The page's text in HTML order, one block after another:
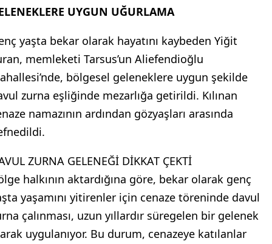
UYGUN UĞURLAMA
yaşta bekar olarak hayatını kaybeden Yiğit
memleketi Tarsus’un Aliefendioğlu
bölgesel geleneklere uygun şekilde
zurna eşliğinde mezarlığa getirildi. Kılınan
namazının ardından gözyaşları arasında
ZURNA GELENEĞİ DİKKAT ÇEKTİ
halkının aktardığına göre, bekar olarak genç
yaşamını yitirenler için cenaze töreninde davul
çalınması, uzun yıllardır süregelen bir gelenek
uygulanıyor. Bu durum, cenazeye katılanlar